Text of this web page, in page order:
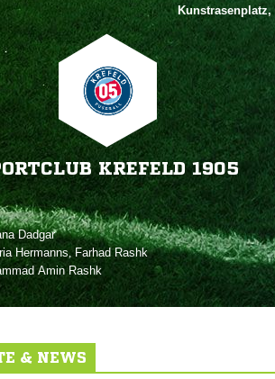
KREFELD 1905

,  
 
& NEWS